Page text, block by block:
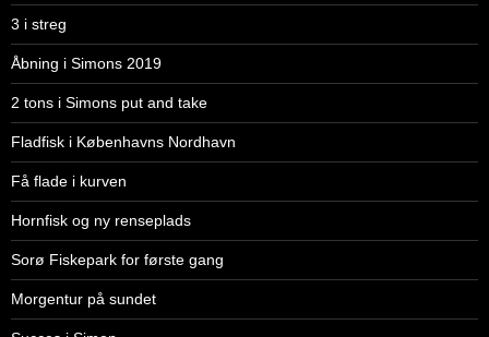
3 i streg
Åbning i Simons 2019
2 tons i Simons put and take
Fladfisk i Københavns Nordhavn
Få flade i kurven
Hornfisk og ny renseplads
Sorø Fiskepark for første gang
Morgentur på sundet